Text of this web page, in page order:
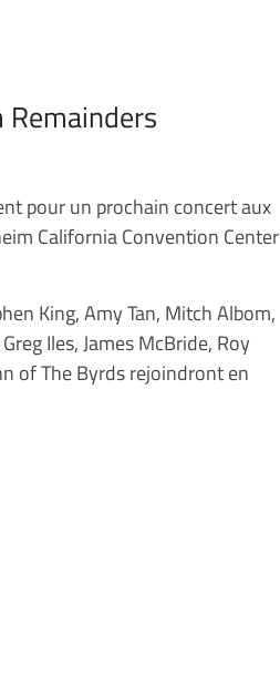
pour un prochain concert aux
California Convention Center
King, Amy Tan, Mitch Albom,
Iles, James McBride, Roy
of The Byrds rejoindront en